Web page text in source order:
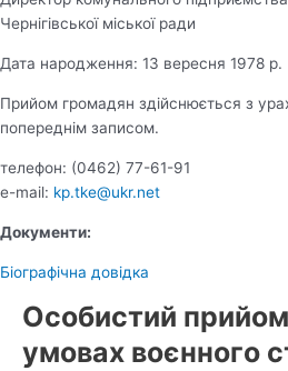
Чернігівської міської ради
Дата народження: 13 вересня 1978 р.
Прийом громадян здійснюється з
попереднім записом.
телефон: (0462) 77-61-91
e-mail: kp.tke@ukr.net
Документи:
Біографічна довідка
Особистий
умовах воєнного